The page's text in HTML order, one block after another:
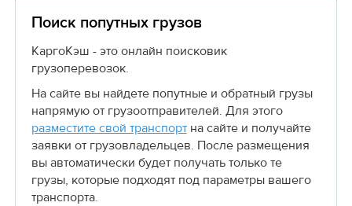
Поиск попутных грузов
КаргоКэш - это онлайн поисковик
грузоперевозок.
На сайте вы найдете попутные и обратный грузы
напрямую от грузоотправителей. Для этого
разместите свой транспортна сайте и получайте
заявки от грузовладельцев. После размещения
вы автоматически будет получать только те
грузы, которые подходят под параметры вашего
транспорта.